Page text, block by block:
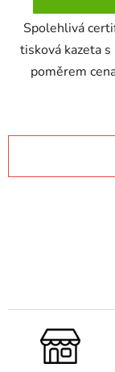
Spolehlivá
tisková kazeta
poměrem